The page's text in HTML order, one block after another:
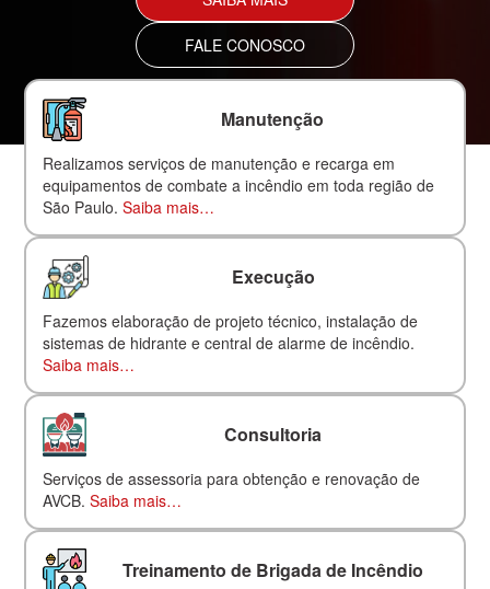
FALE CONOSCO
Manutenção
Realizamos serviços de manutenção e recarga em
equipamentos de combate a incêndio em toda região de
São Paulo.Saiba mais…
Execução
Fazemos elaboração de projeto técnico, instalação de
sistemas de hidrante e central de alarme de incêndio.
Saiba mais…
Consultoria
Serviços de assessoria para obtenção e renovação de
AVCB.Saiba mais…
Treinamento de Brigada de Incêndio